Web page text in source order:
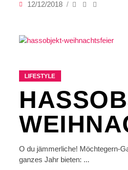
12/12/2018
LIFESTYLE
O du jämmerliche! Möchtegern-
ganzes Jahr bieten: